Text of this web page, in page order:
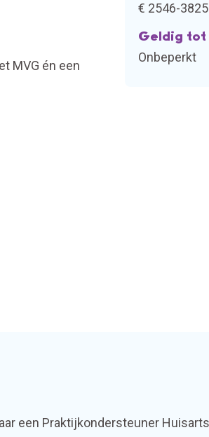
MVG én een
€ 2546-
Geldig tot
Onbeperkt
een Praktijkondersteuner